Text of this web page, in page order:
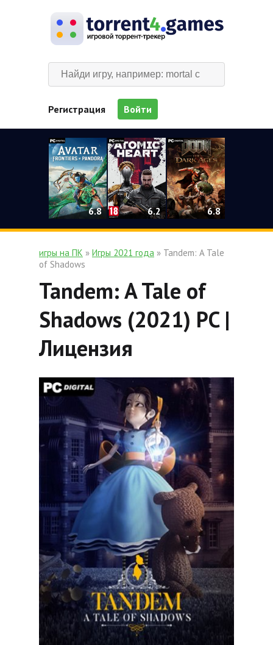
Регистрация Войти
6.8 6.2 6.8
игры на ПК » Игры 2021 года » Tandem: A Tale
of Shadows
Tandem: A Tale of
Shadows (2021) PC |
Лицензия